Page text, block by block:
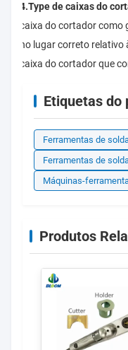
4.Type de caixas do
caixa do cortador como
no lugar correto
caixa do cortador que
Etiquetas do
Ferramentas de
Ferramentas de
Máquinas-
Produtos